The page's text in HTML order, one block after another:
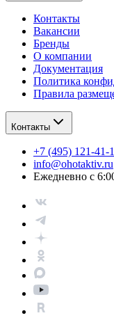
Контакты
Вакансии
Бренды
О компании
Документация
Политика
Правила
Контакты
+7 (495) 121-41-
info@ohotaktiv.ru
Ежедневно с